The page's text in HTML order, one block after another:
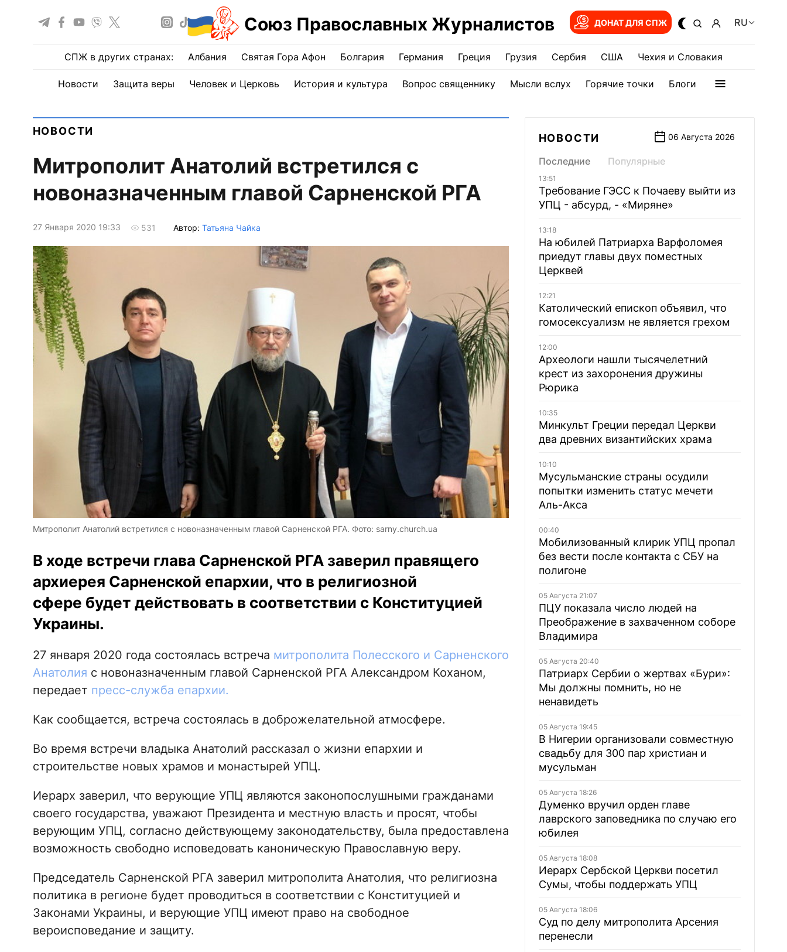
Союз Православных Журналистов ДОНАТ ДЛЯ СПЖ RU
СПЖ в других странах: Албания Святая Гора Афон Болгария Германия Греция Грузия Сербия США Чехия и Словакия
Новости Защита веры Человек и Церковь История и культура Вопрос священнику Мысли вслух Горячие точки Блоги
НОВОСТИ
Митрополит Анатолий встретился с
новоназначенным главой Сарненской РГА
27 Января 2020 19:33 531 Автор: Татьяна Чайка
Митрополит Анатолий встретился с новоназначенным главой Сарненской РГА. Фото: sarny.church.ua
В ходе встречи глава Сарненской РГА заверил правящего
архиерея Сарненской епархии, что в религиозной
сфере будет действовать в соответствии с Конституцией
Украины.
27 января 2020 года состоялась встреча митрополита Полесского и Сарненского
Анатолия с новоназначенным главой Сарненской РГА Александром Коханом,
передает пресс-служба епархии.
Как сообщается, встреча состоялась в доброжелательной атмосфере.
Во время встречи владыка Анатолий рассказал о жизни епархии и
строительстве новых храмов и монастырей УПЦ.
Иерарх заверил, что верующие УПЦ являются законопослушными гражданами
своего государства, уважают Президента и местную власть и ​​просят, чтобы
верующим УПЦ, согласно действующему законодательству, была предоставлена
возможность свободно исповедовать каноническую Православную веру.
Председатель Сарненской РГА заверил митрополита Анатолия, что религиозна
политика в регионе будет проводиться в соответствии с Конституцией и
Законами Украины, и верующие УПЦ имеют право на свободное
вероисповедание и защиту.
НОВОСТИ 06 Августа 2026
Последние Популярные
13:51
Требование ГЭСС к Почаеву выйти из
УПЦ - абсурд, - «Миряне»
13:18
На юбилей Патриарха Варфоломея
приедут главы двух поместных
Церквей
12:21
Католический епископ объявил, что
гомосексуализм не является грехом
12:00
Археологи нашли тысячелетний
крест из захоронения дружины
Рюрика
10:35
Минкульт Греции передал Церкви
два древних византийских храма
10:10
Мусульманские страны осудили
попытки изменить статус мечети
Аль-Акса
00:40
Мобилизованный клирик УПЦ пропал
без вести после контакта с СБУ на
полигоне
05 Августа 21:07
ПЦУ показала число людей на
Преображение в захваченном соборе
Владимира
05 Августа 20:40
Патриарх Сербии о жертвах «Бури»:
Мы должны помнить, но не
ненавидеть
05 Августа 19:45
В Нигерии организовали совместную
свадьбу для 300 пар христиан и
мусульман
05 Августа 18:26
Думенко вручил орден главе
лаврского заповедника по случаю его
юбилея
05 Августа 18:08
Иерарх Сербской Церкви посетил
Сумы, чтобы поддержать УПЦ
05 Августа 18:06
Суд по делу митрополита Арсения
перенесли